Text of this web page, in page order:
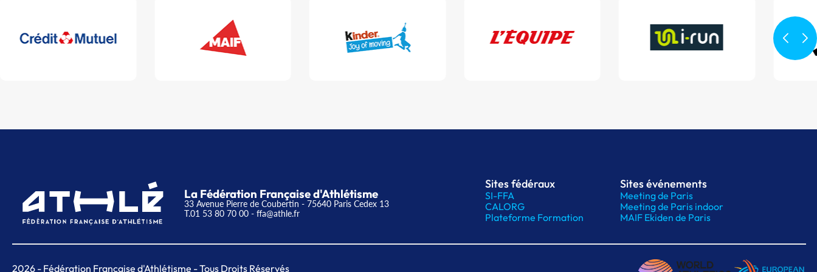
La Fédération Française d'Athlétisme
33 Avenue Pierre de Coubertin - 75640 Paris Cedex 13
T.01 53 80 70 00 - ffa@athle.fr
Sites fédéraux
SI-FFA
CALORG
Plateforme Formation
Sites événements
Meeting de Paris
Meeting de Paris indoor
MAIF Ekiden de Paris
2026 - Fédération Française d'Athlétisme - Tous Droits Réservés